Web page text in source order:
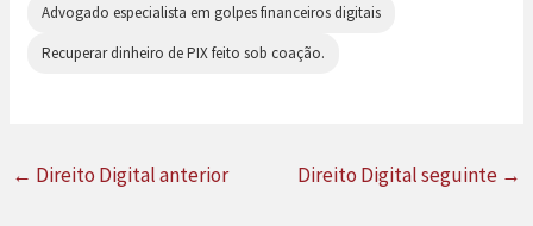
Advogado especialista em golpes financeiros digitais
Recuperar dinheiro de PIX feito sob coação.
← Direito Digital anterior Direito Digital seguinte →